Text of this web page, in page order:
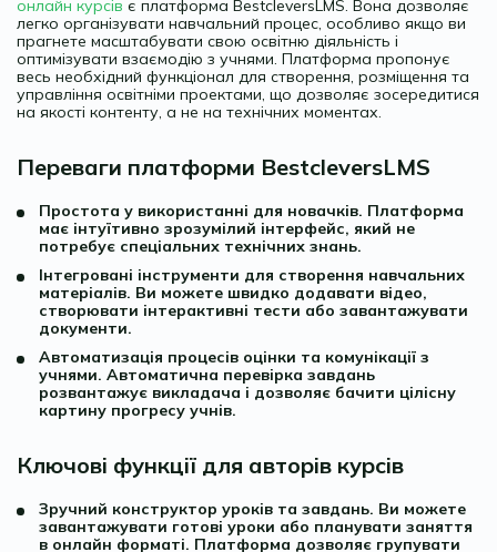
онлайн курсів є платформа BestcleversLMS. Вона дозволяє
легко організувати навчальний процес, особливо якщо ви
прагнете масштабувати свою освітню діяльність і
оптимізувати взаємодію з учнями. Платформа пропонує
весь необхідний функціонал для створення, розміщення та
управління освітніми проектами, що дозволяє зосередитися
на якості контенту, а не на технічних моментах.
Переваги платформи BestcleversLMS
Простота у використанні для новачків. Платформа
має інтуїтивно зрозумілий інтерфейс, який не
потребує спеціальних технічних знань.
Інтегровані інструменти для створення навчальних
матеріалів. Ви можете швидко додавати відео,
створювати інтерактивні тести або завантажувати
документи.
Автоматизація процесів оцінки та комунікації з
учнями. Автоматична перевірка завдань
розвантажує викладача і дозволяє бачити цілісну
картину прогресу учнів.
Ключові функції для авторів курсів
Зручний конструктор уроків та завдань. Ви можете
завантажувати готові уроки або планувати заняття
в онлайн форматі. Платформа дозволяє групувати